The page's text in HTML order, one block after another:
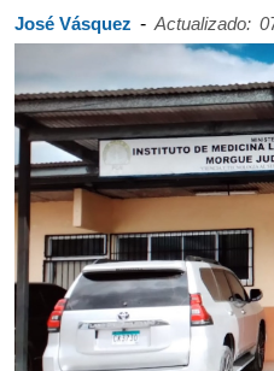
José Vásquez - Actualizado: